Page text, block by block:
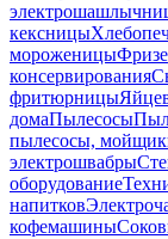
кексницы
мороженицы
консервирования
фритюрницы
домаПылесосы
пылесосы,
электрошвабры
оборудование
напитков
кофемашины